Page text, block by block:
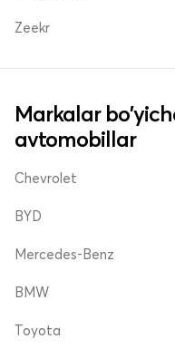
Zeekr
Markalar
avtomobillar
Chevrolet
BYD
Mercedes-Benz
BMW
Toyota